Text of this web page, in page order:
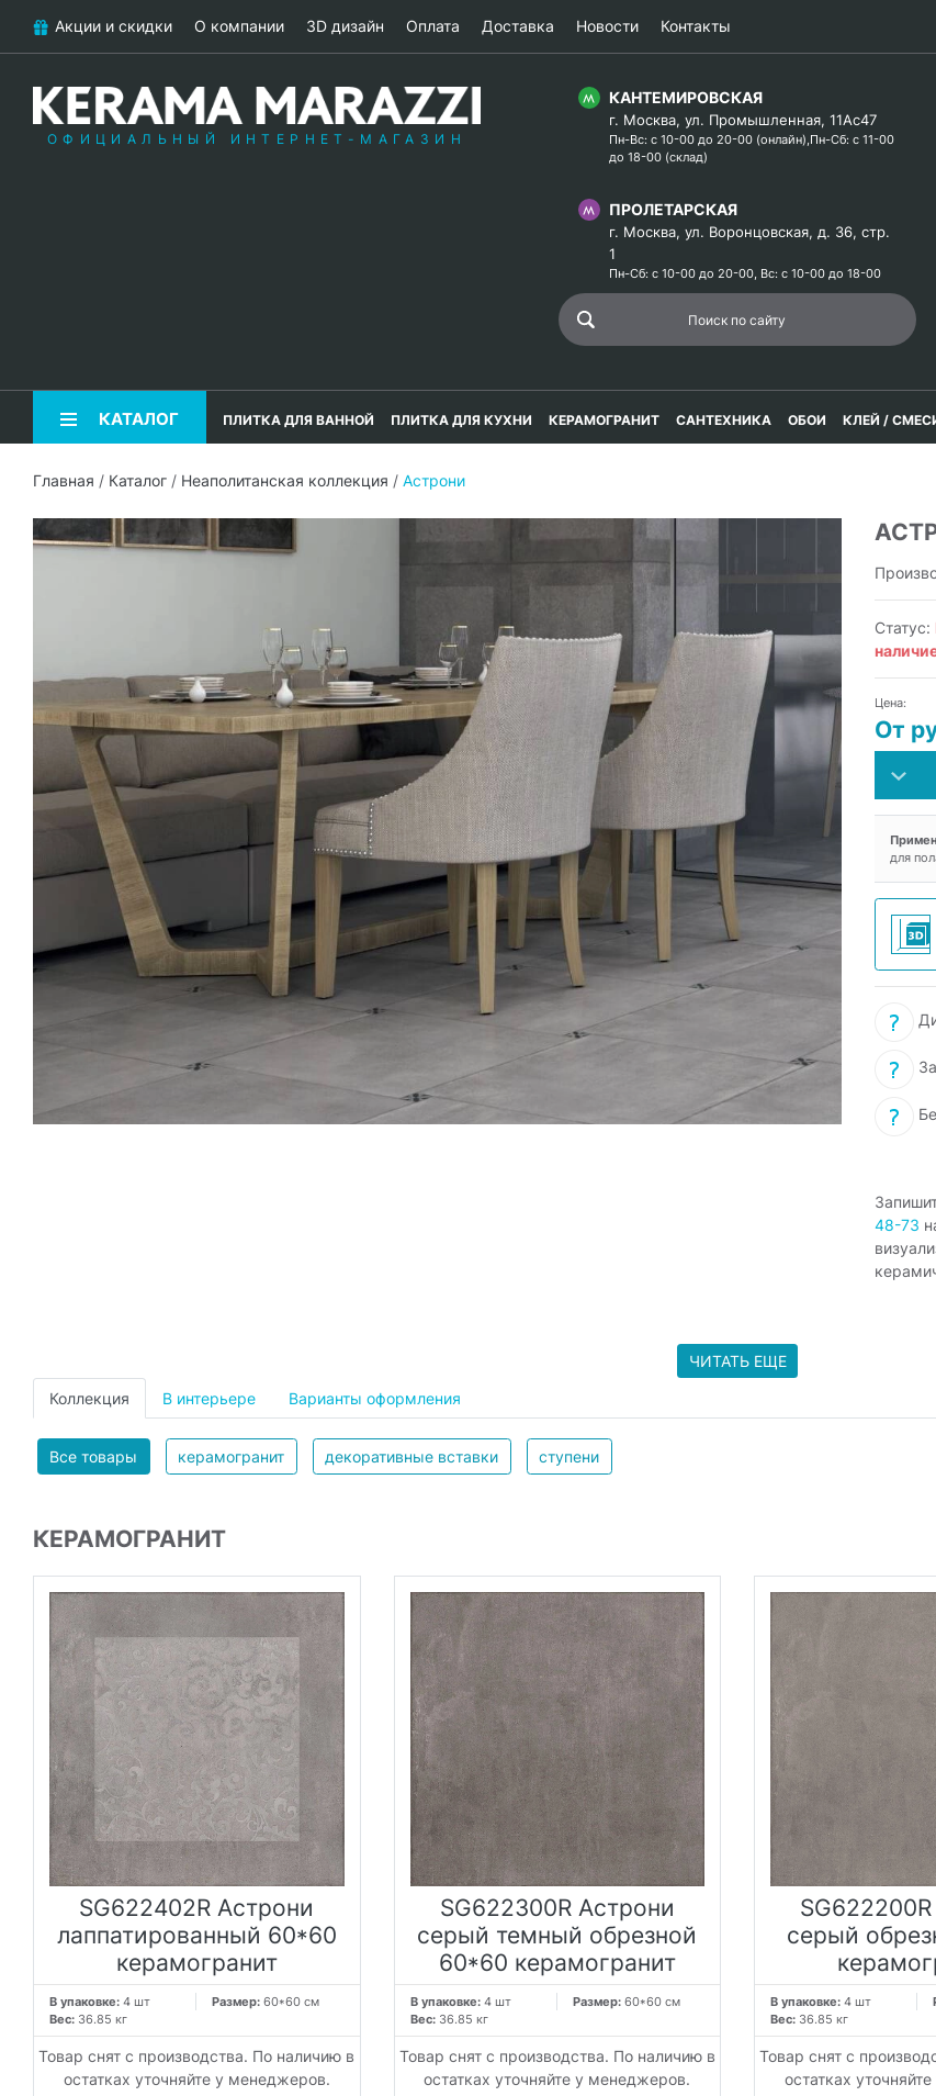
Акции и скидки О компании 3D дизайн Оплата Доставка Новости Контакты
ОФИЦИАЛЬНЫЙ ИНТЕРНЕТ-МАГАЗИН
КАНТЕМИРОВСКАЯ
г. Москва, ул. Промышленная, 11Ас47
Пн-Вс: с 10-00 до 20-00 (онлайн),Пн-Сб: с 11-00
до 18-00 (склад)
ПРОЛЕТАРСКАЯ
г. Москва, ул. Воронцовская, д. 36, стр.
1
Пн-Сб: с 10-00 до 20-00, Вс: с 10-00 до 18-00
КАТАЛОГ ПЛИТКА ДЛЯ ВАННОЙ ПЛИТКА ДЛЯ КУХНИ КЕРАМОГРАНИТ САНТЕХНИКА ОБОИ КЛЕЙ /
Главная / Каталог / Неаполитанская коллекция / Астрони
Статус:
Цена:
От
для
48-73
ЧИТАТЬ ЕЩЕ
Коллекция В интерьере Варианты оформления
Все товары керамогранит декоративные вставки ступени
КЕРАМОГРАНИТ
SG622402R Астрони
лаппатированный 60*60
керамогранит
В упаковке: 4 шт Размер:60*60 см
Вес: 36.85 кг
Товар снят с производства. По наличию в
остатках уточняйте у менеджеров.
SG622300R Астрони
серый темный обрезной
60*60 керамогранит
В упаковке:4 шт Размер: 60*60 см
Вес: 36.85 кг
Товар снят с производства. По наличию в
остатках уточняйте у менеджеров.
серый
В упаковке: 4 шт
Вес: 36.85 кг
Товар снят с
остатках